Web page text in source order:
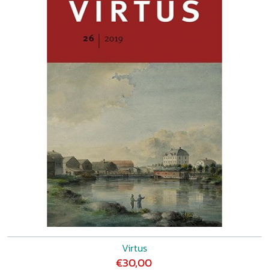
SMEETS, Landelijke en Overijsselse publicaties over
buitenplaatsen en landgoederen HANNEKE RONNES,
Onder castellologen. Drie recente studies over kastelen in
Nederland DRIES RAEYMAEKERS, Een langverwachte
inhaalbeweging. Recente studies over kastelen en
buitenplaatsen in BelgiëObject in context
: SOPHIE
REINDERS, Zonder eer geen adel. Het album amicorum
Korte bijdragen
Bondservants to barons. Some recent (and less recent)
research on ministerials FREDERIK BUYLAERT, De
adelsgeschiedenis van het Iberische schiereiland herzien:
elitevorming en sociale dynamiek in laatmiddeleeuws
Castilië, Aragon en Navarra DIANA SPIEKHOUT, Het
isolement van de solitaire toren LIESBETH GEEVERS,
rigeuren dedevoir de réconciliation:
verzoeningspogingen tijdens de Nederlandse Opstand
(1564-1581) COEN WILDERS, Soeverein ten dienste van de
Habsburgse dynastie DAVID ONNEKINK, De wereld volgens
Huygens SERGE TER BRAAKE, Patriotten en prinsgezinden
in Gelderland door de ogen van drie notabelen VINVENT
Virtus
€30,00